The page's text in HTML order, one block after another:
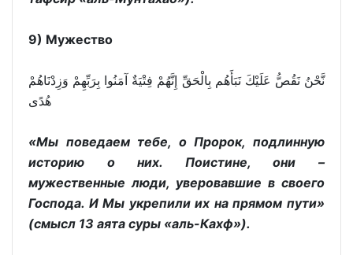
9) Мужество
نَّحْنُ نَقُصُّ عَلَيْكَ نَبَأَهُم بِالْحَقِّ إِنَّهُمْ فِتْيَةٌ آمَنُوا بِرَبِّهِمْ وَزِدْنَاهُمْ
هُدًى
«Мы поведаем тебе, о Пророк, подлинную
историю о них. Поистине, они –
мужественные люди, уверовавшие в своего
Господа. И Мы укрепили их на прямом пути»
(смысл 13 аята суры «аль-Кахф»).